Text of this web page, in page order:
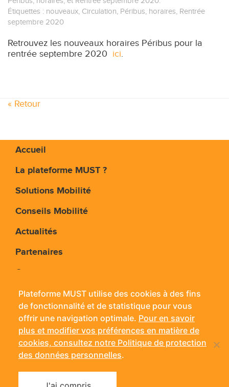
Étiquettes : nouveaux, Circulation, Péribus, horaires, Rentrée
septembre 2020
Retrouvez les nouveaux horaires Péribus pour la
rentrée septembre 2020 ici.
« Retour
Accueil
La plateforme MUST ?
Solutions Mobilité
Conseils Mobilité
Actualités
Partenaires
Contact
Plateforme MUST - 11 rue Jean Bouin - 24660
Coulounieix-Chamiers
Mobile :06 14 56 42 38- Tél. :05 53 09 03 15- Fax : 05
53 09 03 71
Mentions légales
Politique de confidentialité
Plateforme MUST utilise des cookies à des fins
de fonctionnalité et de statistique pour vous
offrir une navigation optimale. Pour en savoir
plus et modifier vos préférences en matière de
cookies, consultez notre Politique de protection
des données personnelles.